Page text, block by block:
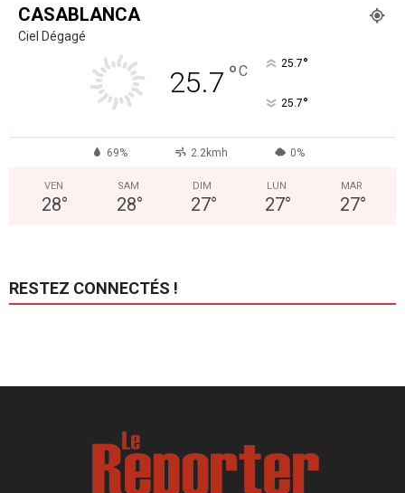
CASABLANCA
Ciel Dégagé
25.7 °C 25.7°
25.7°
69% 2.2kmh 0%
VEN
28°
SAM
28°
DIM
27°
LUN
27°
MAR
27°
RESTEZ CONNECTÉS !